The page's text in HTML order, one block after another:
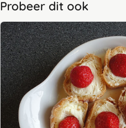
Probeer dit ook